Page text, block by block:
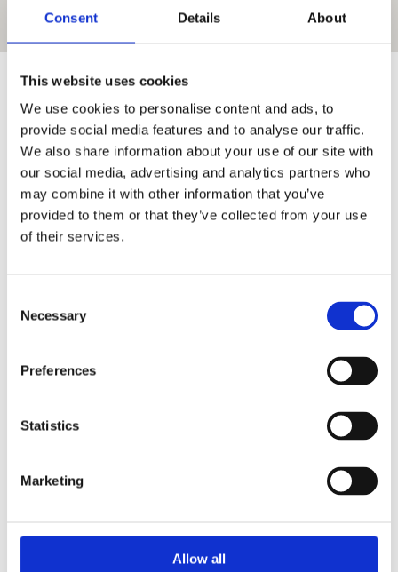
Consent Details About
This website uses cookies
We use cookies to personalise content and ads, to
provide social media features and to analyse our traffic.
We also share information about your use of our site with
our social media, advertising and analytics partners who
may combine it with other information that you’ve
provided to them or that they’ve collected from your use
of their services.
Selection
Necessary
Preferences
Statistics
Marketing
Allow all
Βενετία Αξιοθέατα - Τι να δω στη
Βενετία
Θα διασχίσετε με Γόνδολα το Μεγάλο Κανάλι. Εκεί
θα περάσετε κάτω από τη Γέφυρα των Στεναγμών
η οποία ενωνει την παλιά φυλακή με τα δωμάτια
των ανακρίσεων του παλατιού του Δόγη.
κτήρια είναι η σίγουρη επιλογή για μια βόλτα που θα
Θα έχετε την ευκαιρία να βρείτε στην αγορά τις
Μπορείτε να κάνετε μια εξόρμηση στα νησάκια
φυσητό γυαλί και την δαντέλα!